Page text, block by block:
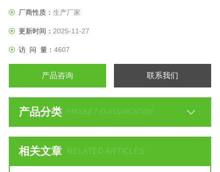
厂商性质： 生产厂家
更新时间： 2025-11-27
访 问 量： 4607
产品咨询 联系我们
产品分类 PRODUCT CLASSIFICATION
相关文章 RELATED ARTICLES